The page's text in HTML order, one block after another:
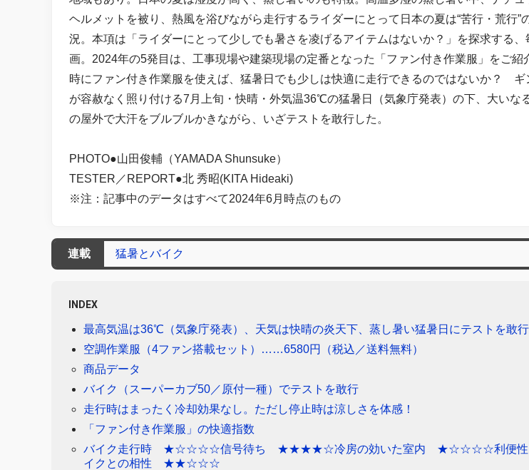
ヘルメットを被り、熱風を浴びながら走行するライダーにとって日本の夏は“苦行・荒行”
況。本項は「ライダーにとって少しでも暑さを凌げるアイテムはないか？」を探求する、
画。2024年の5発目は、工事現場や建築現場の定番となった「ファン付き作業服」をご紹
時にファン付き作業服を使えば、猛暑日でも少しは快適に走行できるのではないか？ ギ
が容赦なく照り付ける7月上旬・快晴・外気温36℃の猛暑日（気象庁発表）の下、大いな
の屋外で大汗をブルブルかきながら、いざテストを敢行した。
PHOTO●山田俊輔（YAMADA Shunsuke）
TESTER／REPORT●北 秀昭(KITA Hideaki)
※注：記事中のデータはすべて2024年6月時点のもの
連載 猛暑とバイク
INDEX
最高気温は36℃（気象庁発表）、天気は快晴の炎天下、蒸し暑い猛暑日にテストを敢行
空調作業服（4ファン搭載セット）……6580円（税込／送料無料）
商品データ
バイク（スーパーカブ50／原付一種）でテストを敢行
走行時はまったく冷却効果なし。ただし停止時は涼しさを体感！
「ファン付き作業服」の快適指数
バイク走行時 ★☆☆☆☆信号待ち ★★★★☆冷房の効いた室内 ★☆☆☆☆利
イクとの相性 ★★☆☆☆